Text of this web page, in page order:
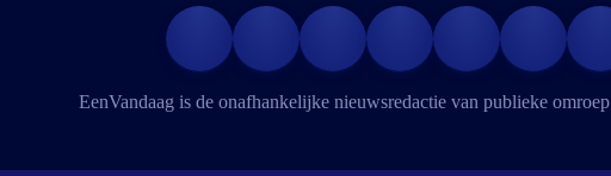
EenVandaag is de onafhankelijke nieuwsredactie van publieke omroep